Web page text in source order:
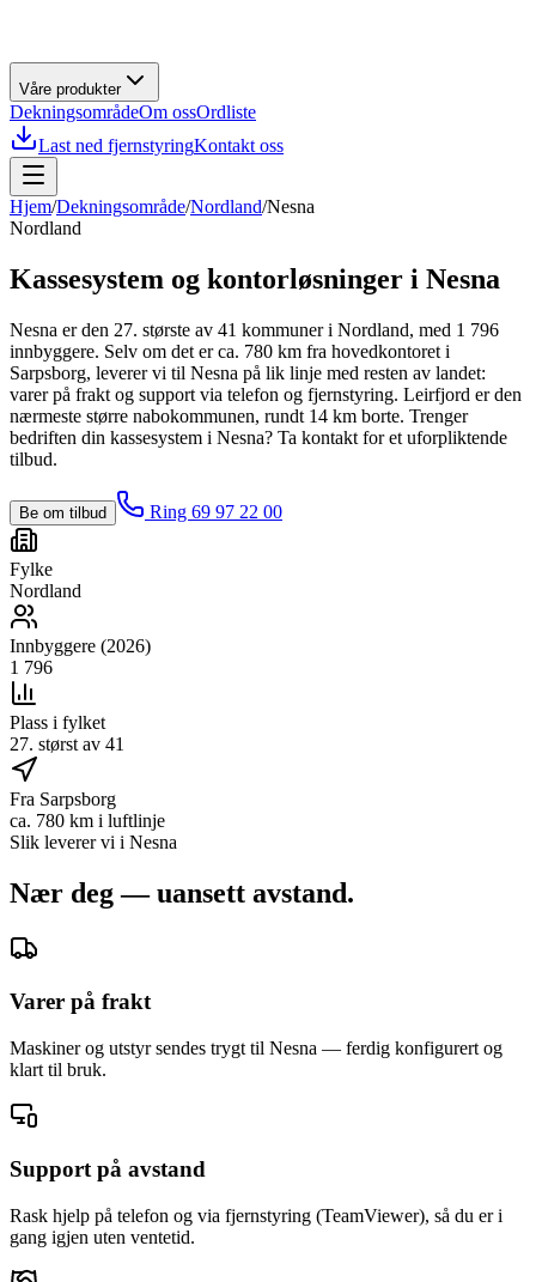
Våre produkter
DekningsområdeOm ossOrdliste
Last ned fjernstyringKontakt oss
Hjem/Dekningsområde/Nordland/Nesna
Nordland
Kassesystem og kontorløsninger i Nesna
Nesna er den 27. største av 41 kommuner i Nordland, med 1 796
innbyggere. Selv om det er ca. 780 km fra hovedkontoret i
Sarpsborg, leverer vi til Nesna på lik linje med resten av landet:
varer på frakt og support via telefon og fjernstyring. Leirfjord er den
nærmeste større nabokommunen, rundt 14 km borte. Trenger
bedriften din kassesystem i Nesna? Ta kontakt for et uforpliktende
tilbud.
Be om tilbud Ring 69 97 22 00
Fylke
Nordland
Innbyggere (2026)
1 796
Plass i fylket
27. størst av 41
Fra Sarpsborg
ca. 780 km i luftlinje
Slik leverer vi i Nesna
Nær deg — uansett avstand.
Varer på frakt
Maskiner og utstyr sendes trygt til Nesna — ferdig konfigurert og
klart til bruk.
Support på avstand
Rask hjelp på telefon og via fjernstyring (TeamViewer), så du er i
gang igjen uten ventetid.